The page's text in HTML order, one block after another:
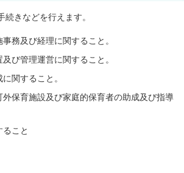
きなどを行えます。
務及び経理に関すること。
び管理運営に関すること。
関すること。
外保育施設及び家庭的保育者の助成及び指導
こと